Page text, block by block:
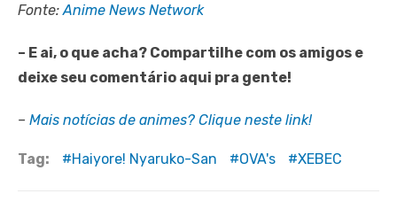
Fonte:Anime News Network
– E ai, o que acha? Compartilhe com os amigos e
deixe seu comentário aqui pra gente!
– Mais notícias de animes? Clique neste link!
Tag: Haiyore! Nyaruko-San OVA's XEBEC